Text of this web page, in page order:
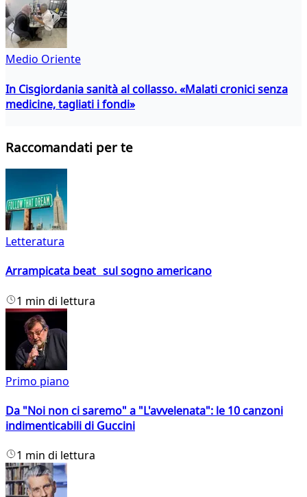
Medio Oriente
In Cisgiordania sanità al collasso. «Malati cronici senza
medicine, tagliati i fondi»
Raccomandati per te
Letteratura
Arrampicata beat sul sogno americano
1 min di lettura
Primo piano
Da "Noi non ci saremo" a "L'avvelenata": le 10 canzoni
indimenticabili di Guccini
1 min di lettura